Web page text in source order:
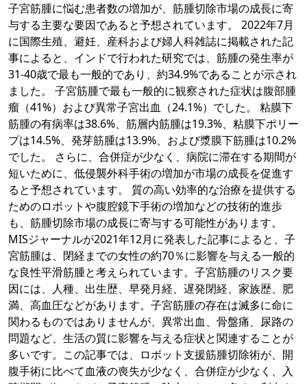
子宮筋腫に悩む患者数の増加が、筋腫切除市場の成長に寄
与する主要な要因であると予想されています。 2022年7月
に国際生殖、避妊、産科および婦人科雑誌に掲載された記
事によると、インドで行われた研究では、筋腫の発生率が
31-40歳で最も一般的であり、約34.9%であることが示され
ました。 子宮筋腫で最も一般的に観察された症状は腹部腫
瘤（41%）および異常子宮出血（24.1%）でした。 粘膜下
筋腫の有病率は38.6%、筋層内筋腫は19.3%、粘膜下ポリー
プは14.5%、発芽筋腫は13.9%、および漿膜下筋腫は10.2%
でした。 さらに、合併症が少なく、病院に滞在する期間が
短いために、低侵襲外科手術の増加が市場の成長を促進す
ると予想されています。 質の高い効率的な治療を提供する
ためのロボットや腹腔鏡下手術の増加などの技術的進歩
も、筋腫切除市場の成長に寄与する可能性があります。
MISジャーナルが2021年12月に発表した記事によると、子
宮筋腫は、閉経までの女性の約70％に影響を与える一般的
な良性平滑筋腫と考えられています。子宮筋腫のリスク要
因には、人種、出生歴、早発月経、遅発閉経、家族歴、肥
満、高血圧などがあります。子宮筋腫の存在は滅多に命に
関わるものではありませんが、異常出血、骨盤痛、尿路の
問題など、生活の質に影響を与える症状と関連することが
多いです。この記事では、ロボット支援筋腫切除術が、開
腹手術に比べて血液の喪失が少なく、合併症が少なく、入